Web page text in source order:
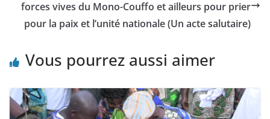
forces vives du Mono-Couffo et ailleurs pour prier
pour la paix et l’unité nationale (Un acte salutaire)
Vous pourrez aussi aimer